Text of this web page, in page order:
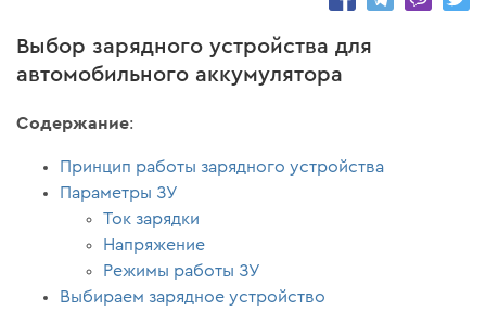
Выбор зарядного устройства для
автомобильного аккумулятора
Содержание:
Принцип работы зарядного устройства
Параметры ЗУ
Ток зарядки
Напряжение
Режимы работы ЗУ
Выбираем зарядное устройство